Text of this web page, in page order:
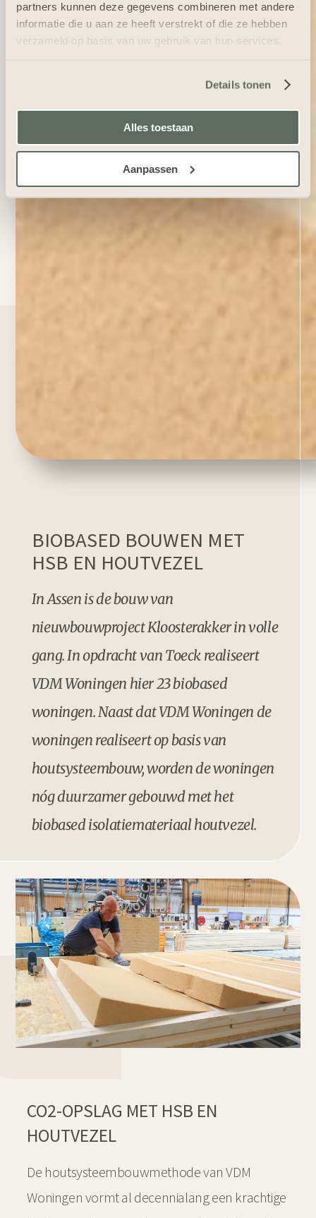
partners kunnen deze gegevens combineren met andere
informatie die u aan ze heeft verstrekt of die ze hebben
verzameld op basis van uw gebruik van hun services.
Details tonen
Alles toestaan
Aanpassen
BIOBASED BOUWEN MET
HSB EN HOUTVEZEL
In Assen is de bouw van
nieuwbouwproject Kloosterakker in volle
gang. In opdracht van Toeck realiseert
VDM Woningen hier 23 biobased
woningen. Naast dat VDM Woningen de
woningen realiseert op basis van
houtsysteembouw, worden de woningen
nóg duurzamer gebouwd met het
biobased isolatiemateriaal houtvezel.
CO2-OPSLAG MET HSB EN
HOUTVEZEL
De houtsysteembouwmethode van VDM
Woningen vormt al decennialang een krachtige